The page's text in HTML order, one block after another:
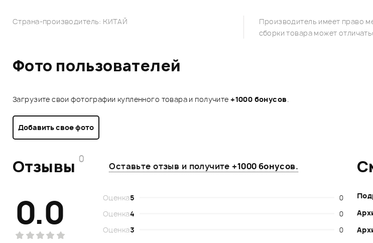
Страна-производитель: КИТАЙ
Производитель имеет право
сборки товара может
Фото пользователей
Загрузите свои фотографии купленного товара и получите+1000 бонусов.
Добавить свое фото
Отзывы 0
Оставьте отзыв и получите +1000 бонусов.
0.0 Оценка5
0
Оценка4
0
Оценка3
0